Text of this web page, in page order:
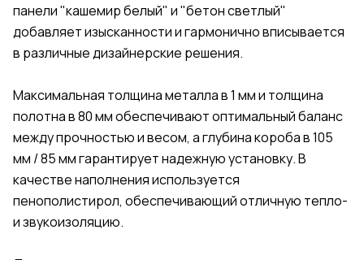
панели "кашемир белый" и "бетон светлый"
добавляет изысканности и гармонично вписывается
в различные дизайнерские решения.
Максимальная толщина металла в 1 мм и толщина
полотна в 80 мм обеспечивают оптимальный баланс
между прочностью и весом, а глубина короба в 105
мм / 85 мм гарантирует надежную установку. В
качестве наполнения используется
пенополистирол, обеспечивающий отличную тепло-
и звукоизоляцию.